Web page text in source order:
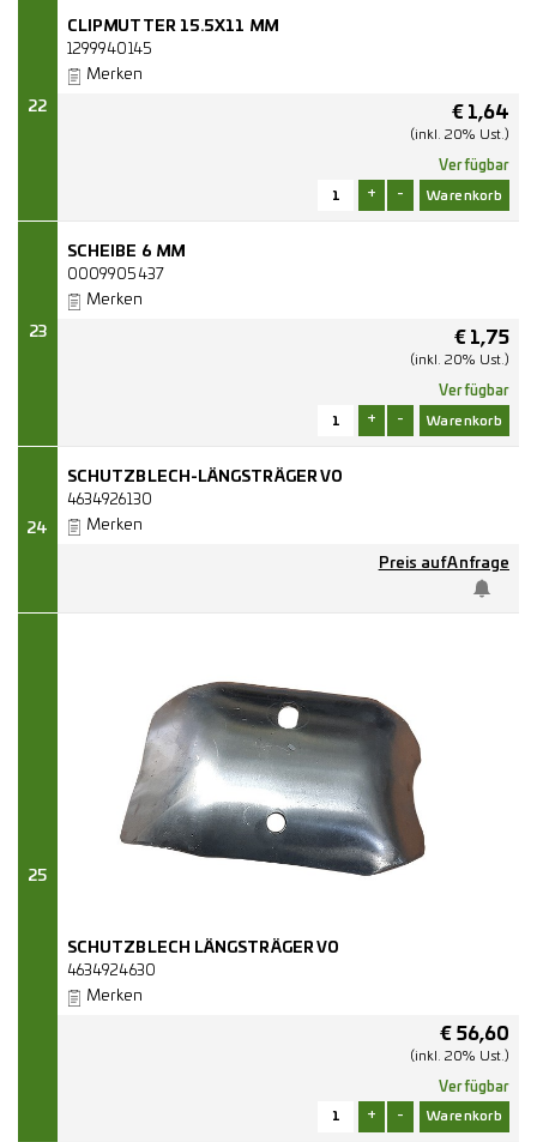
22
CLIPMUTTER 15.5X11 MM
1299940145
Merken
€ 1,64
(inkl. 20% Ust.)
Verfügbar
+ -
23
SCHEIBE 6 MM
0009905437
Merken
€ 1,75
(inkl. 20% Ust.)
Verfügbar
+ -
24
SCHUTZBLECH-LÄNGSTRÄGER VO
4634926130
Merken
Preis auf Anfrage
25
SCHUTZBLECH LÄNGSTRÄGER VO
4634924630
Merken
€ 56,60
(inkl. 20% Ust.)
Verfügbar
+ -